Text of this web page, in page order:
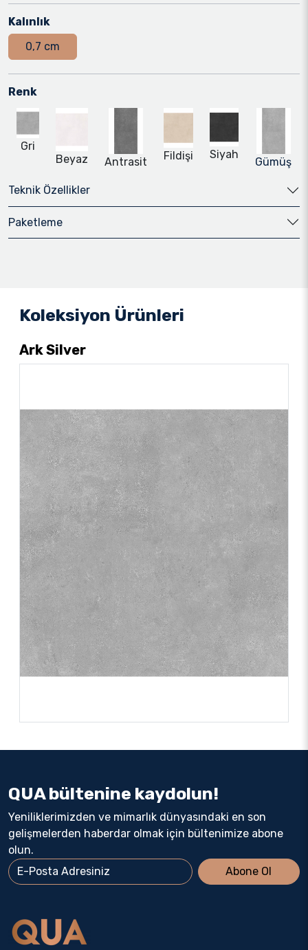
Kalınlık
0,7 cm
Renk
Gri
Beyaz
Antrasit Fildişi Siyah
Gümüş
Teknik Özellikler
Paketleme
Koleksiyon Ürünleri
Ark Silver
QUA bültenine kaydolun!
Yeniliklerimizden ve mimarlık dünyasındaki en son
gelişmelerden haberdar olmak için bültenimize abone
olun.
Abone Ol